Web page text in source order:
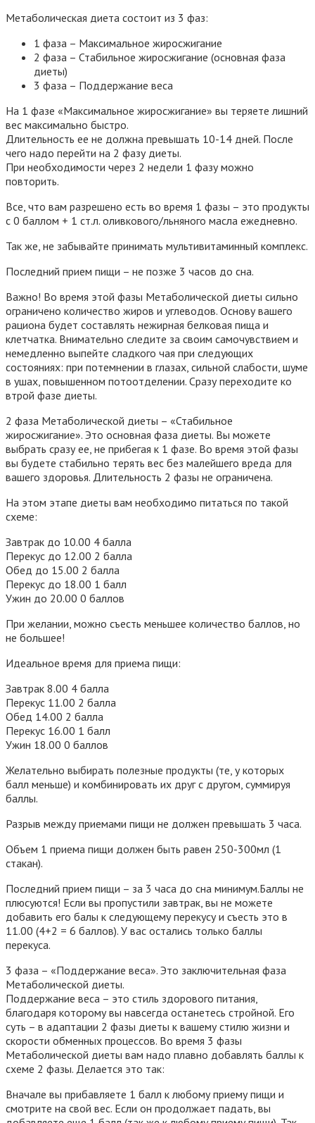
Метаболическая диета состоит из 3 фаз:
1 фаза – Максимальное жиросжигание
2 фаза – Стабильное жиросжигание (основная фаза
диеты)
3 фаза – Поддержание веса
На 1 фазе «Максимальное жиросжигание» вы теряете лишний
вес максимально быстро.
Длительность ее не должна превышать 10-14 дней. После
чего надо перейти на 2 фазу диеты.
При необходимости через 2 недели 1 фазу можно
повторить.
Все, что вам разрешено есть во время 1 фазы – это продукты
с 0 баллом + 1 ст.л. оливкового/льняного масла ежедневно.
Так же, не забывайте принимать мультивитаминный комплекс.
Последний прием пищи – не позже 3 часов до сна.
Важно! Во время этой фазы Метаболической диеты сильно
ограничено количество жиров и углеводов. Основу вашего
рациона будет составлять нежирная белковая пища и
клетчатка. Внимательно следите за своим самочувствием и
немедленно выпейте сладкого чая при следующих
состояниях: при потемнении в глазах, сильной слабости, шуме
в ушах, повышенном потоотделении. Сразу переходите ко
втрой фазе диеты.
2 фаза Метаболической диеты – «Стабильное
жиросжигание». Это основная фаза диеты. Вы можете
выбрать сразу ее, не прибегая к 1 фазе. Во время этой фазы
вы будете стабильно терять вес без малейшего вреда для
вашего здоровья. Длительность 2 фазы не ограничена.
На этом этапе диеты вам необходимо питаться по такой
схеме:
Завтрак до 10.00 4 балла
Перекус до 12.00 2 балла
Обед до 15.00 2 балла
Перекус до 18.00 1 балл
Ужин до 20.00 0 баллов
При желании, можно съесть меньшее количество баллов, но
не большее!
Идеальное время для приема пищи:
Завтрак 8.00 4 балла
Перекус 11.00 2 балла
Обед 14.00 2 балла
Перекус 16.00 1 балл
Ужин 18.00 0 баллов
Желательно выбирать полезные продукты (те, у которых
балл меньше) и комбинировать их друг с другом, суммируя
баллы.
Разрыв между приемами пищи не должен превышать 3 часа.
Объем 1 приема пищи должен быть равен 250-300мл (1
стакан).
Последний прием пищи – за 3 часа до сна минимум.Баллы не
плюсуются! Если вы пропустили завтрак, вы не можете
добавить его балы к следующему перекусу и съесть это в
11.00 (4+2 = 6 баллов). У вас остались только баллы
перекуса.
3 фаза – «Поддержание веса». Это заключительная фаза
Метаболической диеты.
Поддержание веса – это стиль здорового питания,
благодаря которому вы навсегда останетесь стройной. Его
суть – в адаптации 2 фазы диеты к вашему стилю жизни и
скорости обменных процессов. Во время 3 фазы
Метаболической диеты вам надо плавно добавлять баллы к
схеме 2 фазы. Делается это так:
Вначале вы прибавляете 1 балл к любому приему пищи и
смотрите на свой вес. Если он продолжает падать, вы